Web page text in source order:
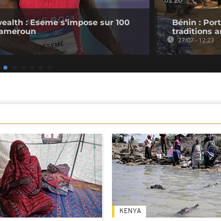
: Eseme s’impose sur 100
Bénin :
traditions
27/07 - 12:23
KENYA